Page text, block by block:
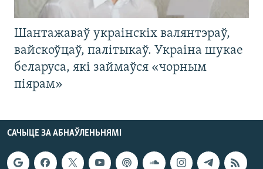
Шантажаваў украінскіх валянтэраў,
вайскоўцаў, палітыкаў. Украіна шукае
беларуса, які займаўся «чорным
піярам»
САЧЫЦЕ ЗА АБНАЎЛЕНЬНЯМІ